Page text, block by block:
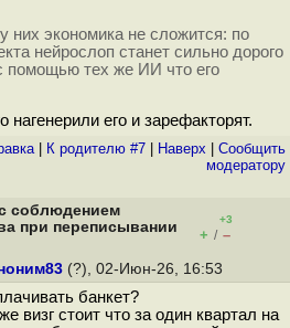
них экономика не сложится: по
нейрослоп станет сильно дорого
помощью тех же ИИ что его
нагенерили его и зарефакторят.
| К родителю #7 Наверх
Cообщить
модератору
соблюдением
при переписывании
+3
+ / –
(?), 02-Июн-26, 16:53
банкет?
визг стоит что за один квартал на